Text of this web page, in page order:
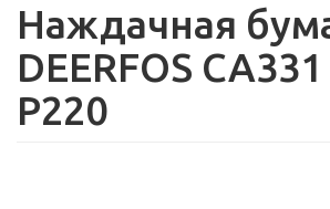
Наждачная
DEERFOS
P220